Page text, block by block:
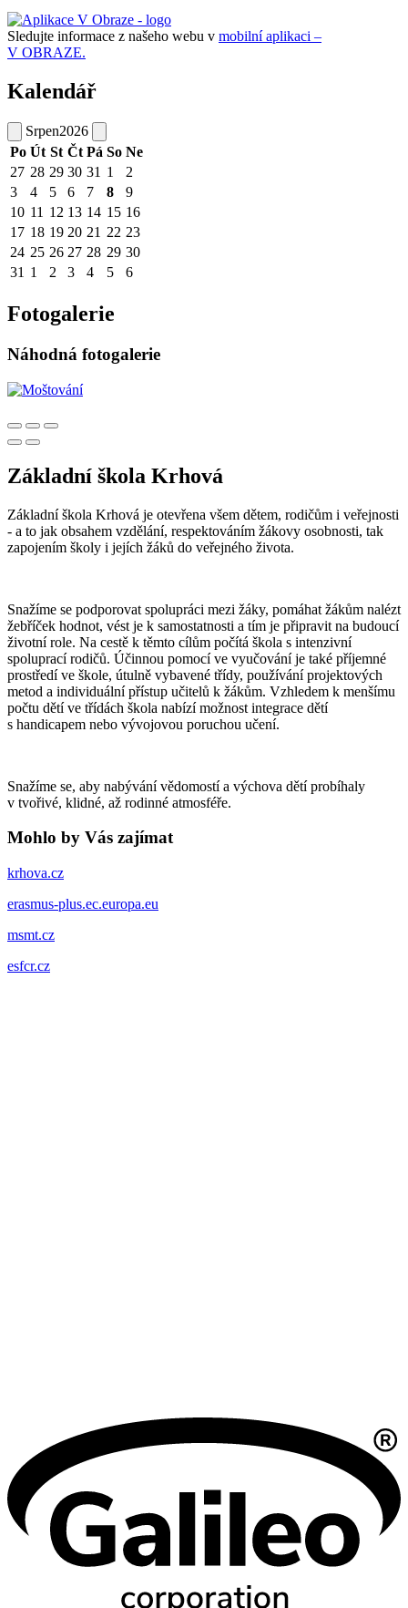
Sledujte informace z našeho webu v mobilní aplikaci –
V OBRAZE.
Kalendář
Srpen2026
Po Út St Čt Pá So Ne
27 28 29 30 31 1
2
3
4 5 6 7 8
9
10 11 12 13 14 15 16
17 18 19 20 21 22 23
24 25 26 27 28 29 30
31 1 2 3 4 5 6
Fotogalerie
Náhodná fotogalerie
Základní škola Krhová
Základní škola Krhová je otevřena všem dětem, rodičům i veřejnosti
- a to jak obsahem vzdělání, respektováním žákovy osobnosti, tak
zapojením školy i jejích žáků do veřejného života.
Snažíme se podporovat spolupráci mezi žáky, pomáhat žákům nalézt
žebříček hodnot, vést je k samostatnosti a tím je připravit na budoucí
životní role. Na cestě k těmto cílům počítá škola s intenzivní
spoluprací rodičů. Účinnou pomocí ve vyučování je také příjemné
prostředí ve škole, útulně vybavené třídy, používání projektových
metod a individuální přístup učitelů k žákům. Vzhledem k menšímu
počtu dětí ve třídách škola nabízí možnost integrace dětí
s handicapem nebo vývojovou poruchou učení.
Snažíme se, aby nabývání vědomostí a výchova dětí probíhaly
v tvořivé, klidné, až rodinné atmosféře.
Mohlo by Vás zajímat
krhova.cz
erasmus-plus.ec.europa.eu
msmt.cz
esfcr.cz